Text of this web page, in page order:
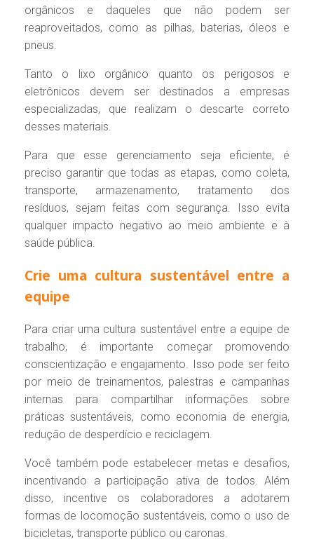
orgânicos e daqueles que não podem ser
reaproveitados, como as pilhas, baterias, óleos e
pneus.
Tanto o lixo orgânico quanto os perigosos e
eletrônicos devem ser destinados a empresas
especializadas, que realizam o descarte correto
desses materiais.
Para que esse gerenciamento seja eficiente, é
preciso garantir que todas as etapas, como coleta,
transporte, armazenamento, tratamento dos
resíduos, sejam feitas com segurança. Isso evita
qualquer impacto negativo ao meio ambiente e à
saúde pública.
Crie uma cultura sustentável entre a
equipe
Para criar uma cultura sustentável entre a equipe de
trabalho, é importante começar promovendo
conscientização e engajamento. Isso pode ser feito
por meio de treinamentos, palestras e campanhas
internas para compartilhar informações sobre
práticas sustentáveis, como economia de energia,
redução de desperdício e reciclagem.
Você também pode estabelecer metas e desafios,
incentivando a participação ativa de todos. Além
disso, incentive os colaboradores a adotarem
formas de locomoção sustentáveis, como o uso de
bicicletas, transporte público ou caronas.